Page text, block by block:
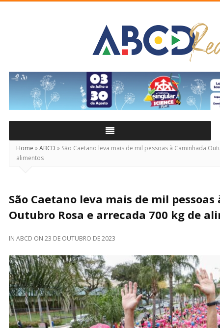
Real
Home »ABCD » São Caetano leva mais de mil pessoas à Caminhada
alimentos
São Caetano leva mais de mil
Outubro Rosa e arrecada 700 kg de
IN ABCD ON 23 DE OUTUBRO DE 2023